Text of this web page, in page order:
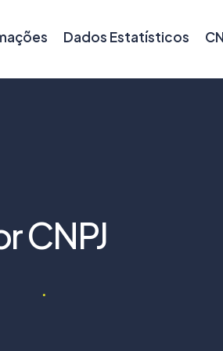
Dados Estatísticos
CNPJ